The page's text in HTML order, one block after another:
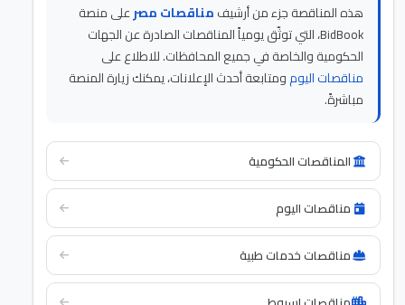
هذه المناقصة جزء من أرشيفمناقصات مصرعلى منصة
BidBook، التي توثّق يومياً المناقصات الصادرة عن الجهات
الحكومية والخاصة في جميع المحافظات. للاطلاع على
مناقصات اليومومتابعة أحدث الإعلانات، يمكنك زيارة المنصة
مباشرةً.
المناقصات الحكومية
مناقصات اليوم
مناقصات خدمات طبية